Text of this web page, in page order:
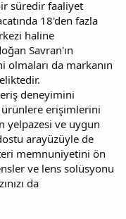
süredir faaliyet
18'den fazla
haline
Savran'ın
olmaları da markanın
deneyimini
ürünlere erişimlerini
yelpazesi ve uygun
arayüzüyle de
memnuniyetini ön
ve lens solüsyonu
da